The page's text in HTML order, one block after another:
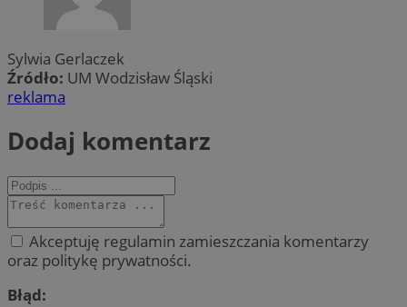
Sylwia Gerlaczek
Źródło: UM Wodzisław Śląski
reklama
Dodaj komentarz
Akceptuję regulamin zamieszczania komentarzy
oraz politykę prywatności.
Błąd: